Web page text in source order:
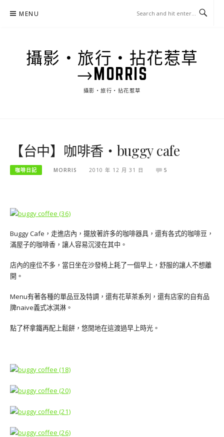
MENU
攝影‧旅行‧拈花惹草
→MORRIS
攝影‧旅行‧拈花惹草
【台中】咖啡香‧buggy cafe
咖啡日記 MORRIS 2010 年 12 月 31 日 5
Buggy Cafe，走進店內，擺放著許多的咖啡器具，還有各式的咖啡豆，
滿屋子的咖啡香，讓人容易沉浸在其中。
店內的座位不多，當日坐在沙發椅上耗了一個早上，舒服的讓人不想離
開。
Menu有著各種的單品豆及特調，還有花草茶系列，還有店家的自有品
牌naive義式冰淇淋。
點了杯拿鐵再配上鬆餅，悠閒地在這渡過早上時光。